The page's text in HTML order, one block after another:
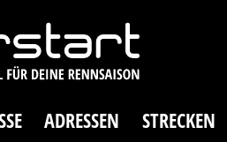
ADRESSEN STRECKEN